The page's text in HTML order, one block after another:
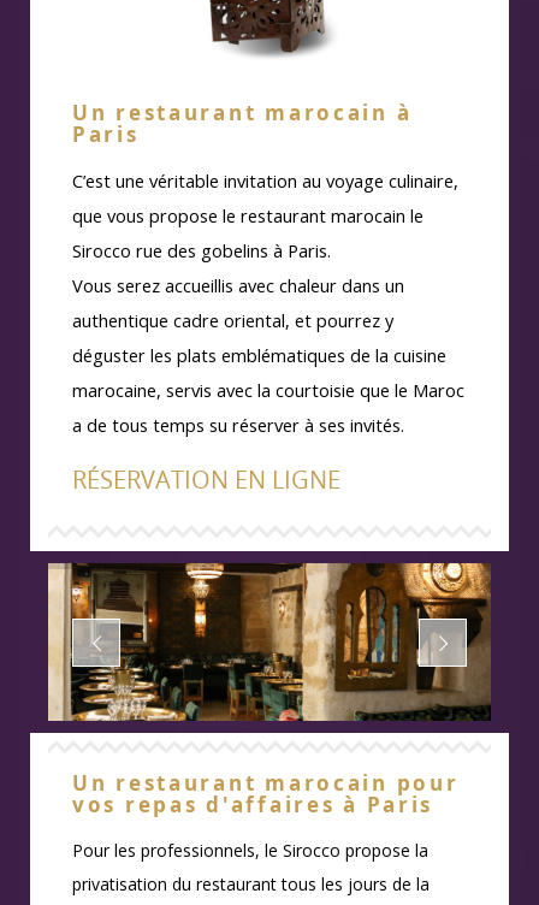
Un restaurant marocain à
Paris
C’est une véritable invitation au voyage culinaire,
que vous propose le restaurant marocain le
Sirocco rue des gobelins à Paris.
Vous serez accueillis avec chaleur dans un
authentique cadre oriental, et pourrez y
déguster les plats emblématiques de la cuisine
marocaine, servis avec la courtoisie que le Maroc
a de tous temps su réserver à ses invités.
RÉSERVATION EN LIGNE
Un restaurant marocain pour
vos repas d'affaires à Paris
Pour les professionnels, le Sirocco propose la
privatisation du restaurant tous les jours de la